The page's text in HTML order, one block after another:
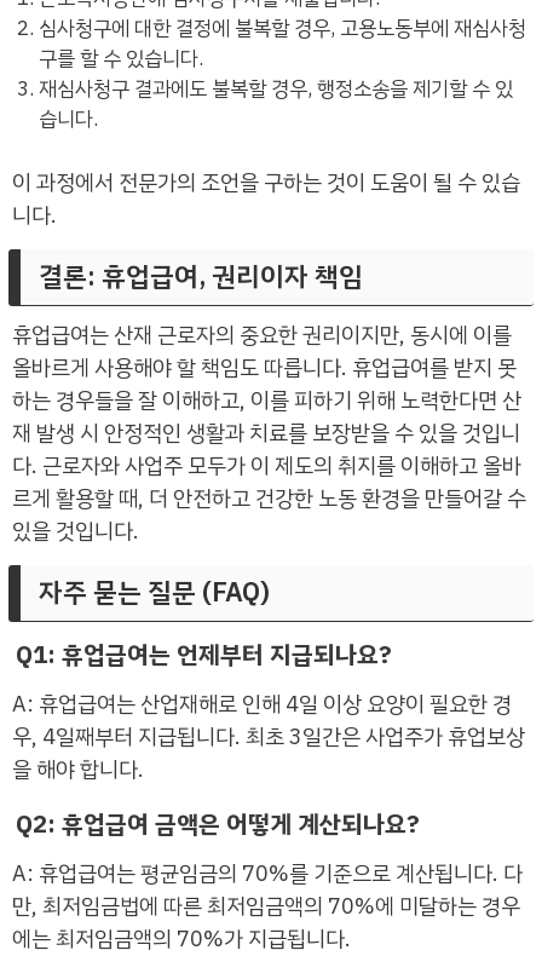
심사청구에 대한 결정에 불복할 경우, 고용노동부에 재심사청
구를 할 수 있습니다.
재심사청구 결과에도 불복할 경우, 행정소송을 제기할 수 있
습니다.
이 과정에서 전문가의 조언을 구하는 것이 도움이 될 수 있습
니다.
결론: 휴업급여, 권리이자 책임
휴업급여는 산재 근로자의 중요한 권리이지만, 동시에 이를
올바르게 사용해야 할 책임도 따릅니다. 휴업급여를 받지 못
하는 경우들을 잘 이해하고, 이를 피하기 위해 노력한다면 산
재 발생 시 안정적인 생활과 치료를 보장받을 수 있을 것입니
다. 근로자와 사업주 모두가 이 제도의 취지를 이해하고 올바
르게 활용할 때, 더 안전하고 건강한 노동 환경을 만들어갈 수
있을 것입니다.
자주 묻는 질문 (FAQ)
Q1: 휴업급여는 언제부터 지급되나요?
A: 휴업급여는 산업재해로 인해 4일 이상 요양이 필요한 경
우, 4일째부터 지급됩니다. 최초 3일간은 사업주가 휴업보상
을 해야 합니다.
Q2: 휴업급여 금액은 어떻게 계산되나요?
A: 휴업급여는 평균임금의 70%를 기준으로 계산됩니다. 다
만, 최저임금법에 따른 최저임금액의 70%에 미달하는 경우
에는 최저임금액의 70%가 지급됩니다.